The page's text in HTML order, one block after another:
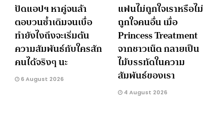
ปัดแอปฯ หาคู่จนล้า
ตอบวนซ้ำเดิมจนเบื่อ
ทำยังไงถึงจะเริ่มต้น
ความสัมพันธ์กับใครสัก
คนได้จริงๆ นะ
6 August 2026
แฟนไม่ถูกใจเราหรือไม่
ถูกใจคนอื่น เมื่อ
Princess Treatment
จากชาวเน็ต กลายเป็น
ไม้บรรทัดในความ
สัมพันธ์ของเรา
4 August 2026